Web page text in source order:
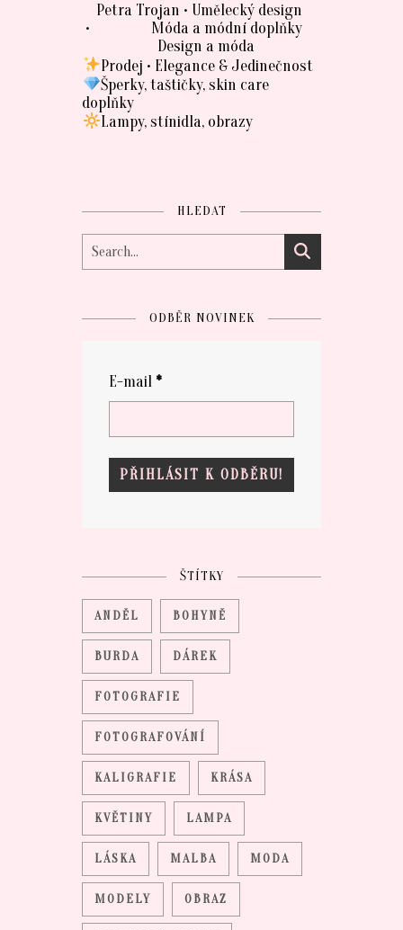
Petra Trojan • Umělecký design
• Móda a módní doplňky
Design a móda
Prodej • Elegance & Jedinečnost
Šperky, taštičky, skin care
doplňky
Lampy, stínidla, obrazy
HLEDAT
ODBĚR NOVINEK
E-mail *
ŠTÍTKY
ANDĚL BOHYNĚ
BURDA DÁREK
FOTOGRAFIE
FOTOGRAFOVÁNÍ
KALIGRAFIE KRÁSA
KVĚTINY LAMPA
LÁSKA MALBA MODA
MODELY OBRAZ